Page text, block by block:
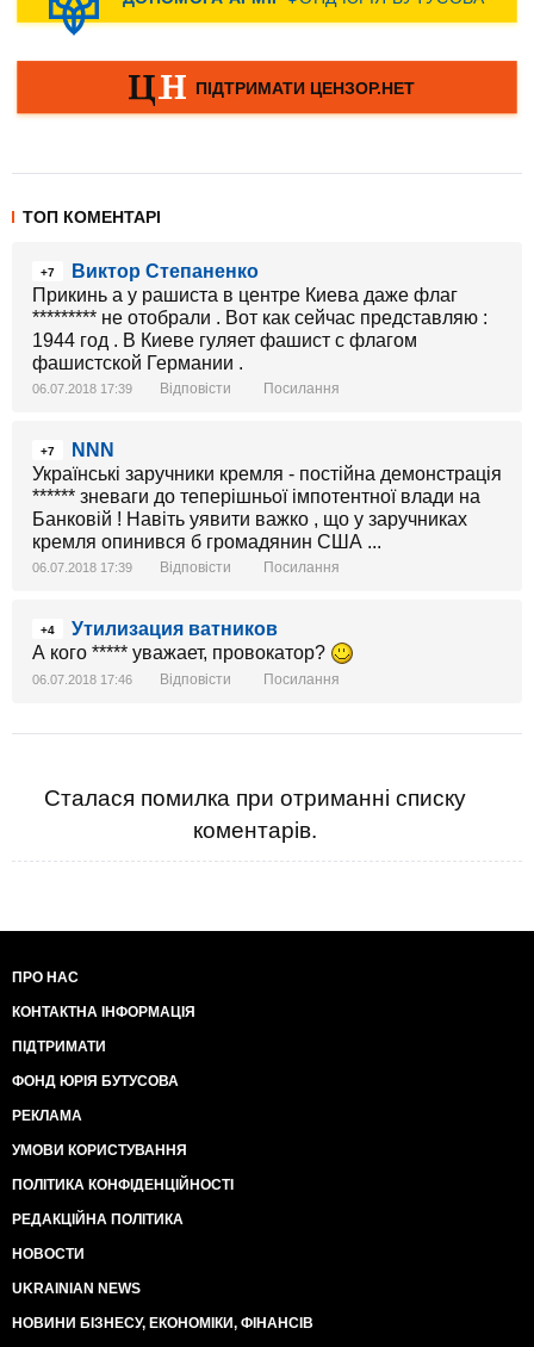
ТОП КОМЕНТАРІ
+7
Виктор Степаненко
Прикинь а у рашиста в центре Киева даже флаг
********* не отобрали . Вот как сейчас представляю :
1944 год . В Киеве гуляет фашист с флагом
фашистской Германии .
06.07.2018 17:39 Відповісти Посилання
+7
NNN
Українські заручники кремля - постійна демонстрація
****** зневаги до теперішньої імпотентної влади на
Банковій ! Навіть уявити важко , що у заручниках
кремля опинився б громадянин США ...
06.07.2018 17:39 Відповісти Посилання
+4
Утилизация ватников
А кого ***** уважает, провокатор?
06.07.2018 17:46 Відповісти Посилання
Сталася помилка при отриманні списку
коментарів.
ПРО НАС
КОНТАКТНА ІНФОРМАЦІЯ
ПІДТРИМАТИ
ФОНД ЮРІЯ БУТУСОВА
РЕКЛАМА
УМОВИ КОРИСТУВАННЯ
ПОЛІТИКА КОНФІДЕНЦІЙНОСТІ
РЕДАКЦІЙНА ПОЛІТИКА
НОВОСТИ
UKRAINIAN NEWS
НОВИНИ БІЗНЕСУ, ЕКОНОМІКИ, ФІНАНСІВ